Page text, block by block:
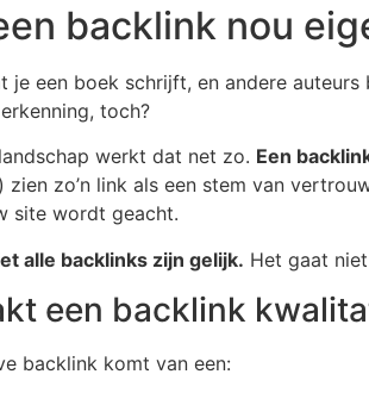
backlink nou
je een boek schrijft, en andere
toch?
werkt dat net zo. Een
zien zo’n link als een stem van
site wordt geacht.
alle backlinks zijn gelijk. Het gaat
een backlink
backlink komt van een: